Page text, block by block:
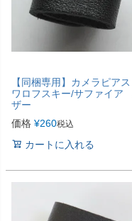
【同梱専用】カメラピア
ワロフスキー/サファイア
ザー
価格 ¥260税込
カートに入れる